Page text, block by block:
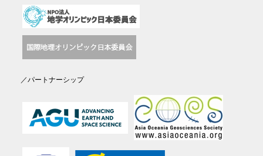
／パートナーシップ